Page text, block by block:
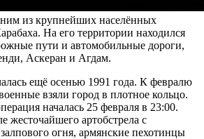
из крупнейших населённых
На его территории находился
пути и автомобильные дороги,
Аскеран и Агдам.
ещё осенью 1991 года. К февралю
взяли город в плотное кольцо.
началась 25 февраля в 23:00.
жесточайшего артобстрела с
огня, армянские пехотинцы